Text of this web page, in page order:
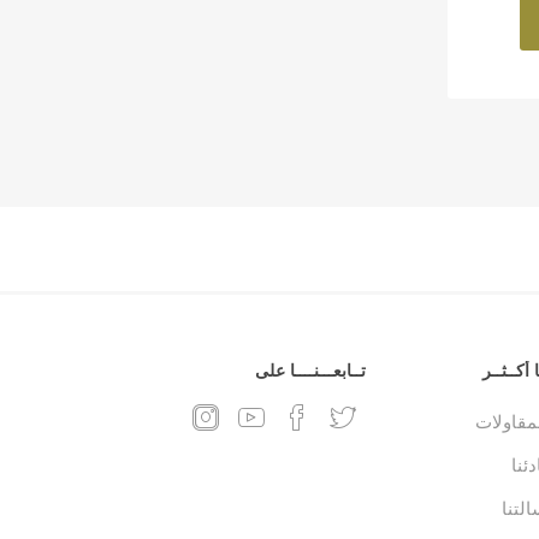
أكــثــر تــابعـــنــــا على